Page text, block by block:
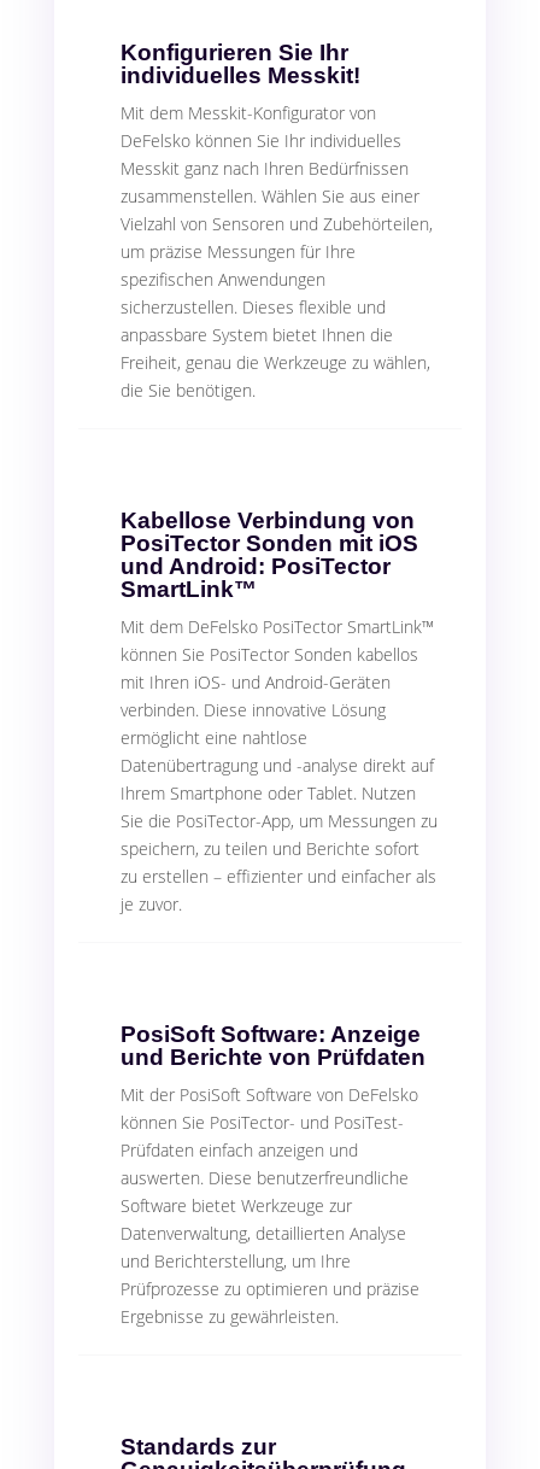
Konfigurieren Sie Ihr
individuelles Messkit!
Mit dem Messkit-Konfigurator von
DeFelsko können Sie Ihr individuelles
Messkit ganz nach Ihren Bedürfnissen
zusammenstellen. Wählen Sie aus einer
Vielzahl von Sensoren und Zubehörteilen,
um präzise Messungen für Ihre
spezifischen Anwendungen
sicherzustellen. Dieses flexible und
anpassbare System bietet Ihnen die
Freiheit, genau die Werkzeuge zu wählen,
die Sie benötigen.
Kabellose Verbindung von
PosiTector Sonden mit iOS
und Android: PosiTector
SmartLink™
Mit dem DeFelsko PosiTector SmartLink™
können Sie PosiTector Sonden kabellos
mit Ihren iOS- und Android-Geräten
verbinden. Diese innovative Lösung
ermöglicht eine nahtlose
Datenübertragung und -analyse direkt auf
Ihrem Smartphone oder Tablet. Nutzen
Sie die PosiTector-App, um Messungen zu
speichern, zu teilen und Berichte sofort
zu erstellen – effizienter und einfacher als
je zuvor.
PosiSoft Software: Anzeige
und Berichte von Prüfdaten
Mit der PosiSoft Software von DeFelsko
können Sie PosiTector- und PosiTest-
Prüfdaten einfach anzeigen und
auswerten. Diese benutzerfreundliche
Software bietet Werkzeuge zur
Datenverwaltung, detaillierten Analyse
und Berichterstellung, um Ihre
Prüfprozesse zu optimieren und präzise
Ergebnisse zu gewährleisten.
Standards zur